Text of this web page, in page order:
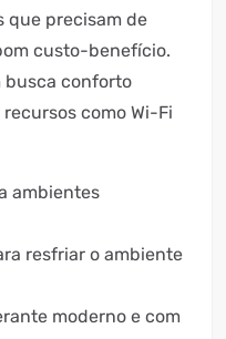
que precisam de
custo-benefício.
busca conforto
como Wi-Fi
ambientes
resfriar o ambiente
moderno e com